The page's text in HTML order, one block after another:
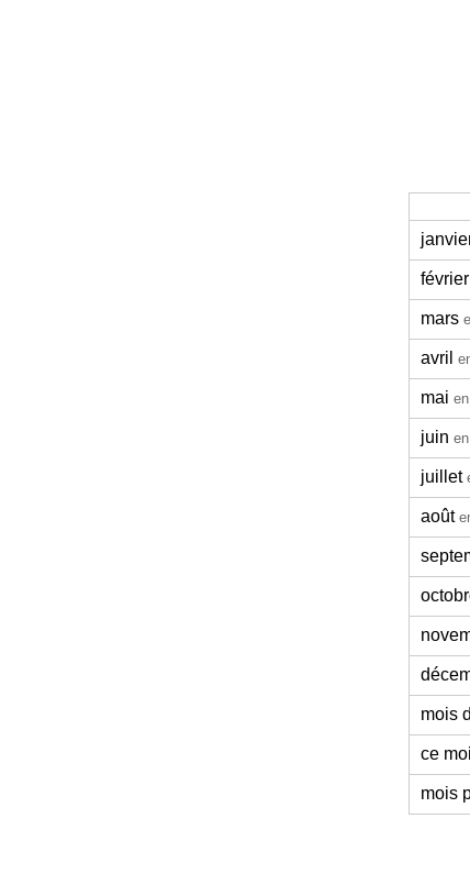
février
mars
avril
mai
juin
juillet
août
mois
ce
mois